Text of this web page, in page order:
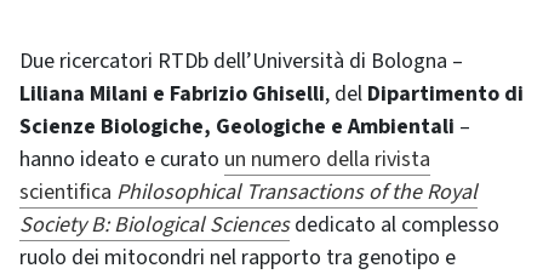
Due ricercatori RTDb dell’Università di Bologna –
Liliana Milani e Fabrizio Ghiselli, del Dipartimento di
Scienze Biologiche, Geologiche e Ambientali –
hanno ideato e curato un numero della rivista
scientifica Philosophical Transactions of the Royal
Society B: Biological Sciencesdedicato al complesso
ruolo dei mitocondri nel rapporto tra genotipo e